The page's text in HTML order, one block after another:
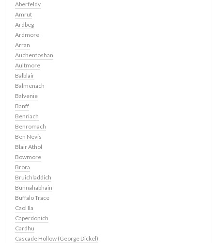
Aberfeldy
Amrut
Ardbeg
Ardmore
Arran
Auchentoshan
Aultmore
Balblair
Balmenach
Balvenie
Banff
Benriach
Benromach
Ben Nevis
Blair Athol
Bowmore
Brora
Bruichladdich
Bunnahabhain
Buffalo Trace
Caol Ila
Caperdonich
Cardhu
Cascade Hollow (George Dickel)